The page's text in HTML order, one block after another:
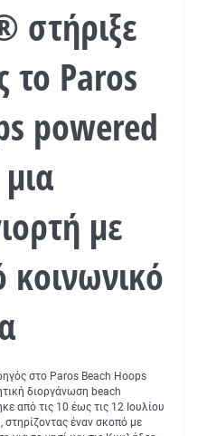
στήριξε
το Paros
powered
με
κοινωνικό
στο Paros Beach Hoops
διοργάνωση beach
από τις 10 έως τις 12 Ιουλίου
έναν σκοπό με